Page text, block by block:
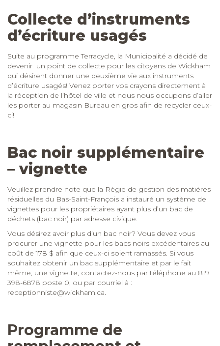
Collecte d’instruments
d’écriture usagés
Suite au programme Terracycle, la Municipalité a décidé de
devenir un point de collecte pour les citoyens de Wickham
qui désirent donner une deuxième vie aux instruments
d’écriture usagés! Venez porter vos crayons directement à
la réception de l’hôtel de ville et nous nous occupons d’aller
les porter au magasin Bureau en gros afin de recycler ceux-
ci!
Bac noir supplémentaire
– vignette
Veuillez prendre note que la Régie de gestion des matières
résiduelles du Bas-Saint-François a instauré un système de
vignettes pour les propriétaires ayant plus d’un bac de
déchets (bac noir) par adresse civique.
Vous désirez avoir plus d’un bac noir? Vous devez vous
procurer une vignette pour les bacs noirs excédentaires au
coût de 178 $ afin que ceux-ci soient ramassés. Si vous
souhaitez obtenir un bac supplémentaire et par le fait
même, une vignette, contactez-nous par téléphone au 819
398-6878 poste 0, ou par courriel à :
receptionniste@wickham.ca.
Programme de